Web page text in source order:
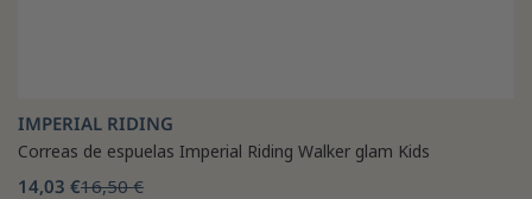
IMPERIAL RIDING
Correas de espuelas Imperial Riding Walker glam Kids
14,03 €16,50 €